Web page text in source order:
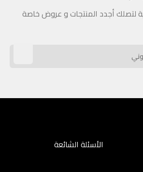
لتصلك أجدد المنتجات و عروض خاصة
الأسئلة الشائعة